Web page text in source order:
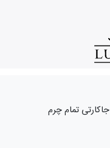
جاکارتی تمام چرم